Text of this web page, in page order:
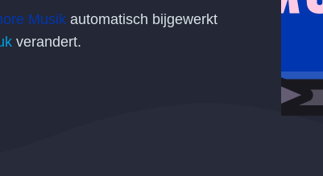
Musik automatisch bijgewerkt
verandert.